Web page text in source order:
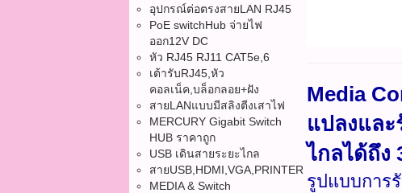
อุปกรณ์ต่อตรงสายLAN RJ45
PoE switchHub จ่ายไฟ
ออก12V DC
หัว RJ45 RJ11 CAT5e,6
เต้ารับRJ45,หัว
คอลเน็ค,บล็อกลอย+ฝัง
สายLANแบบมีสลิงตีงเสาไฟ
MERCURY Gigabit Switch
HUB ราคาถูก
USB เดินสายระยะไกล
สายUSB,HDMI,VGA,PRINTER
MEDIA & Switch
Media
แปลงแล
ไกลได้ถึง
รูปแบบการ